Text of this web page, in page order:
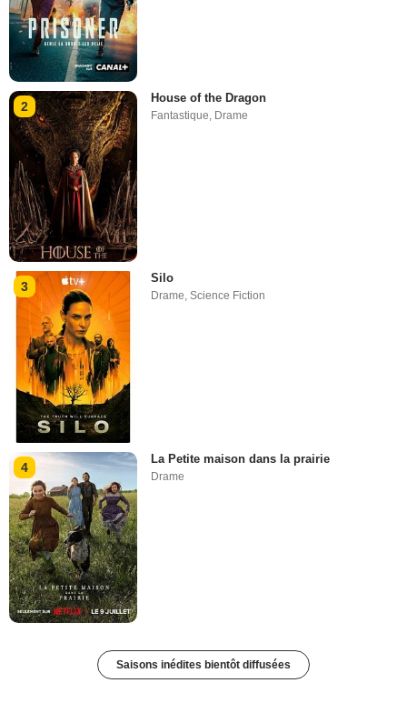
2
House of the Dragon
Fantastique, Drame
3
Silo
Drame,Science Fiction
4
La Petite maison dans la prairie
Drame
Saisons inédites bientôt diffusées